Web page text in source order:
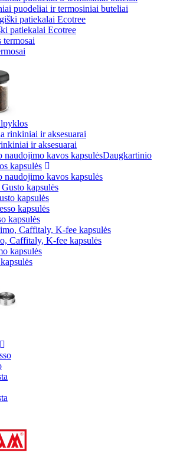
puodeliai ir termosiniai buteliai
patiekalai Ecotree
ir aksesuarai
Daugkartinio
kapsulės
kapsulės
kapsulės
Caffitaly, K-fee kapsulės